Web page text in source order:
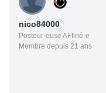
nico84000
Posteur·euse AFfiné·e
Membre depuis 21 ans